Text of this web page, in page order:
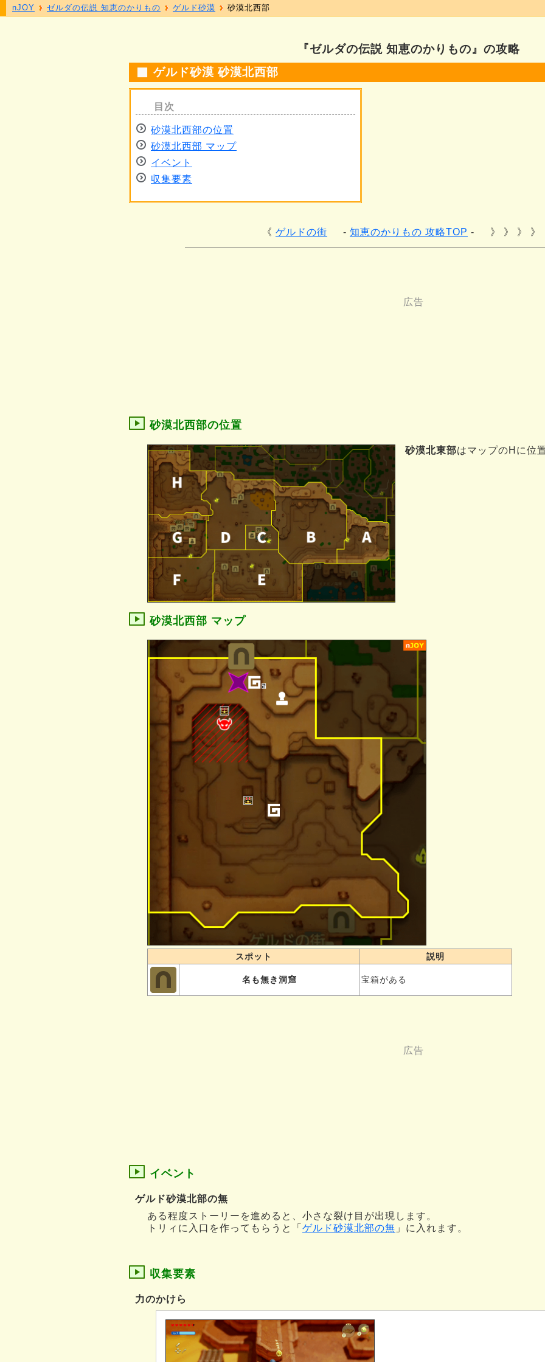
『ゼルダの伝説 知恵のかりもの』の攻略
ゲルド砂漠 砂漠北西部
砂漠北西部の位置
砂漠北西部 マップ
イベント
収集要素
ゲルドの街 知恵のかりもの 攻略TOP 》 》 》
砂漠北西部の位置
砂漠北東部はマップのHに位
砂漠北西部 マップ
スポット 説明
名も無き洞窟 宝箱がある
イベント
ゲルド砂漠北部の無
ある程度ストーリーを進めると、小さな裂け目が出現します。
トリィに入口を作ってもらうと「 ゲルド砂漠北部の無 」に入れます。
収集要素
力のかけら
nJOY ゼルダの伝説 知恵のかりもの ゲルド砂漠 砂漠北西部